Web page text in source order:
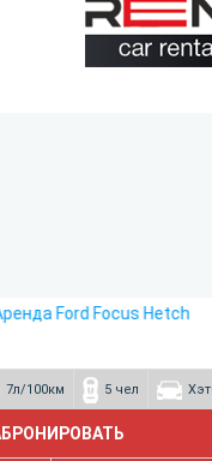
7л/100км 5 чел